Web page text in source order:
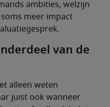
ambities, welzijn
meer impact
van de
alleen weten
juist ook wanneer